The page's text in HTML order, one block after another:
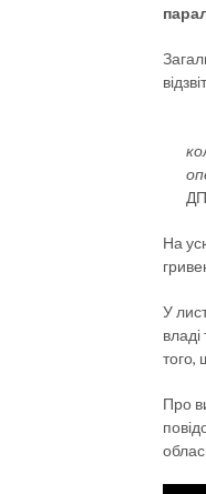
На
У
того,
Про